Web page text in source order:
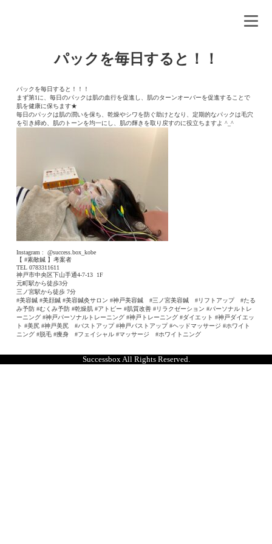
パックを毎日すると！！
パックを毎日すると！！！
まず第1に、毎日のパックは肌の血行を促進し、肌のターンオーバーを促進することで
肌を健康に保ちます★
毎日のパックは肌の潤いを保ち、乾燥やシワを防ぐ助けとなり、定期的なパックは毛穴
を引き締め、肌のトーンを均一にし、肌の輝きを取り戻すのに役立ちますよ ^_^
Instagram :
@success.box_kobe
【 #素敵鍼 】考案者
TEL 0783311611
神戸市中央区下山手通4-7-13
1F
元町駅から徒歩3分
三ノ宮駅から徒歩 7分
#美容鍼 #美顔鍼 #美容鍼灸サロン #神戸美容鍼 #三ノ宮美容鍼 #リフトアップ #たる
み予防 #むくみ予防 #乾燥肌 #アトピー #肌質改善 #リラクゼーション #パーソナルトレ
ーニング #神戸パーソナルトレーニング #神戸トレーニング #ダイエット #神戸ダイエッ
ト #美尻 #神戸美尻 #バストアップ #神戸バストアップ #ヘッドマッサージ #ホワイト
ニング #脱毛 #痩身 #フェイシャル #マッサージ #ホワイトニング
Successbox All Rights Reserved.